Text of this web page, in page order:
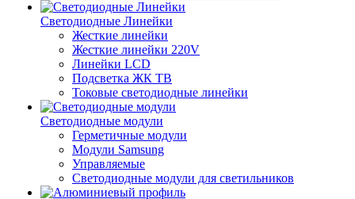
Светодиодные Линейки
Жесткие линейки
Жесткие линейки 220V
Линейки LCD
Подсветка ЖК ТВ
Токовые светодиодные линейки
Светодиодные модули
Герметичные модули
Модули Samsung
Управляемые
Светодиодные модули для светильников